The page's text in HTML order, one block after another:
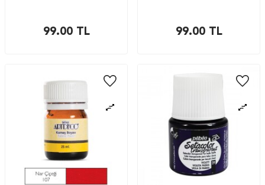
99.00TL 99.00TL